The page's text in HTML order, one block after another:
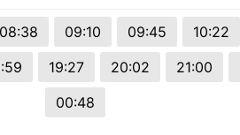
08:38 09:10 09:45 10:22
19:27 20:02 21:00
00:48